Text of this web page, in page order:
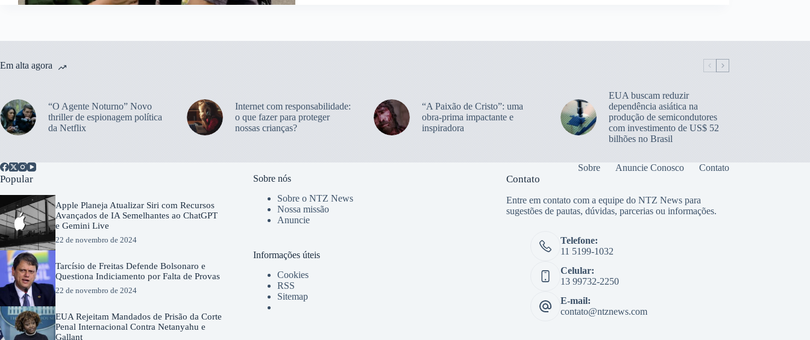
Em alta agora
“O Agente Noturno” Novo
thriller de espionagem política
da Netflix
Internet com responsabilidade:
o que fazer para proteger
nossas crianças?
“A Paixão de Cristo”: uma
obra-prima impactante e
inspiradora
EUA buscam reduzir
dependência asiática na
produção de semicondutores
com investimento de US$ 52
bilhões no Brasil
Sobre Anuncie Conosco Contato
Popular
Apple Planeja Atualizar Siri com Recursos
Avançados de IA Semelhantes ao ChatGPT
e Gemini Live
22 de novembro de 2024
Tarcísio de Freitas Defende Bolsonaro e
Questiona Indiciamento por Falta de Provas
22 de novembro de 2024
EUA Rejeitam Mandados de Prisão da Corte
Penal Internacional Contra Netanyahu e
Gallant
Sobre nós
Sobre o NTZ News
Nossa missão
Anuncie
Informações úteis
Cookies
RSS
Sitemap
Contato
Entre em contato com a equipe do NTZ News para
sugestões de pautas, dúvidas, parcerias ou informações.
Telefone:
11 5199-1032
Celular:
13 99732-2250
E-mail:
contato@ntznews.com